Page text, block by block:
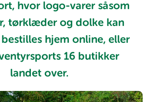
hvor logo-varer såsom
tørklæder og dolke kan
hjem online, eller
16 butikker
landet over.